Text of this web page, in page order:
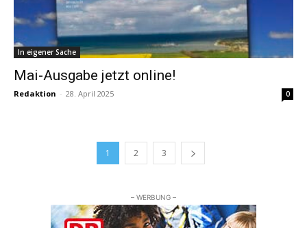
In eigener Sache
Mai-Ausgabe jetzt online!
Redaktion - 28. April 2025 0
1 2 3
– WERBUNG –